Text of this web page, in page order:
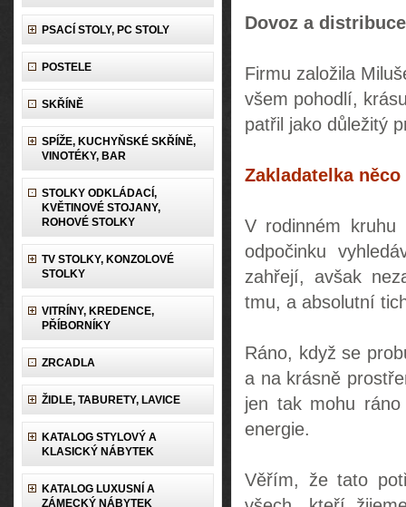
PSACÍ STOLY, PC STOLY
POSTELE
SKŘÍNĚ
SPÍŽE, KUCHYŇSKÉ SKŘÍNĚ,
VINOTÉKY, BAR
STOLKY ODKLÁDACÍ,
KVĚTINOVÉ STOJANY,
ROHOVÉ STOLKY
TV STOLKY, KONZOLOVÉ
STOLKY
VITRÍNY, KREDENCE,
PŘÍBORNÍKY
ZRCADLA
ŽIDLE, TABURETY, LAVICE
KATALOG STYLOVÝ A
KLASICKÝ NÁBYTEK
KATALOG LUXUSNÍ A
ZÁMECKÝ NÁBYTEK
Dovoz a
Firmu založila
všem pohodlí,
patřil jako důležitý
Zakladatelka něco
V rodinném
odpočinku
zahřejí, avšak
tmu, a absolutní
Ráno, když se
a na krásně
jen tak mohu
energie.
Věřím, že tato